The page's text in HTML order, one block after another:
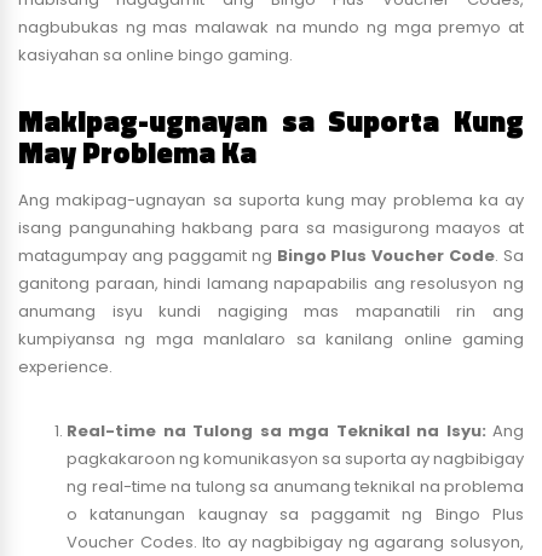
nagbubukas ng mas malawak na mundo ng mga premyo at
kasiyahan sa online bingo gaming.
Makipag-ugnayan sa Suporta Kung
May Problema Ka
Ang makipag-ugnayan sa suporta kung may problema ka ay
isang pangunahing hakbang para sa masigurong maayos at
matagumpay ang paggamit ng Bingo Plus Voucher Code. Sa
ganitong paraan, hindi lamang napapabilis ang resolusyon ng
anumang isyu kundi nagiging mas mapanatili rin ang
kumpiyansa ng mga manlalaro sa kanilang online gaming
experience.
Real-time na Tulong sa mga Teknikal na Isyu: Ang
pagkakaroon ng komunikasyon sa suporta ay nagbibigay
ng real-time na tulong sa anumang teknikal na problema
o katanungan kaugnay sa paggamit ng Bingo Plus
Voucher Codes. Ito ay nagbibigay ng agarang solusyon,